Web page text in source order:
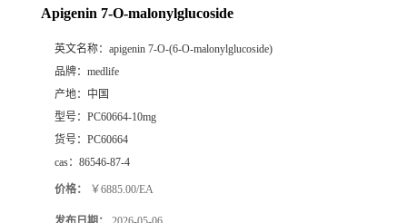
Apigenin 7-O-malonylglucoside
英文名称： apigenin 7-O-(6-O-malonylglucoside)
品牌： medlife
产地： 中国
型号： PC60664-10mg
货号： PC60664
cas： 86546-87-4
价格： ￥6885.00/EA